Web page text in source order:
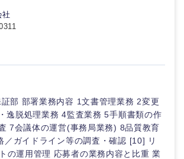
京都府
兵庫県
和歌山県
社
部 部署業務内容 1文書管理業務 2変更
逸脱処理業務 4監査業務 5手順書類の作
7会議体の運営(事務局業務) 8品質教育
／ガイドライン等の調査・確認 [10] リ
の運用管理 応募者の業務内容と比重 業